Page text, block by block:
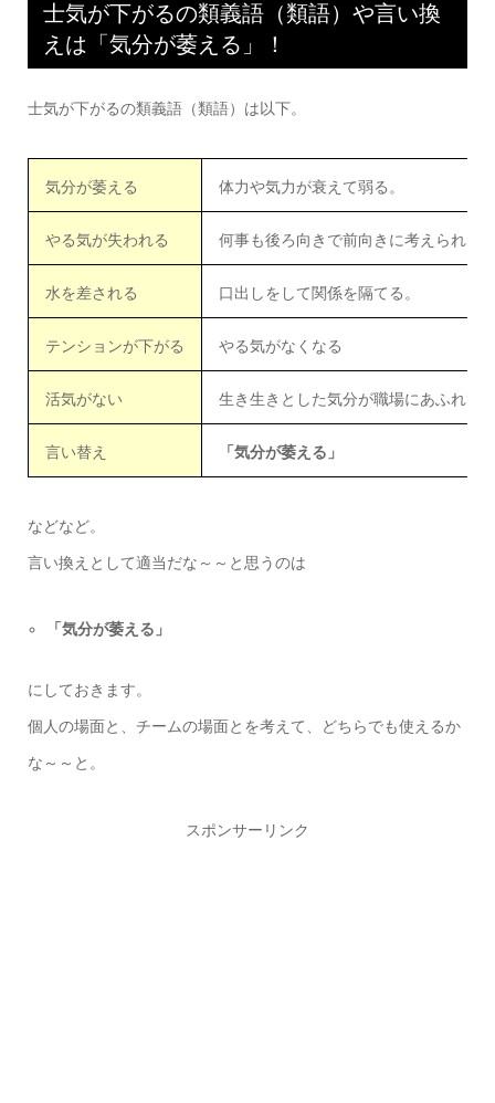
士気が下がるの類義語（類語）や言い換
えは「気分が萎える」！
士気が下がるの類義語（類語）は以下。
気分が萎える 体力や気力が衰えて弱る。
やる気が失われる 何事も後ろ向きで前向きに考えられな
水を差される 口出しをして関係を隔てる。
テンションが下がる やる気がなくなる
活気がない 生き生きとした気分が職場にあふれて
言い替え 「気分が萎える」
などなど。
言い換えとして適当だな～～と思うのは
「気分が萎える」
にしておきます。
個人の場面と、チームの場面とを考えて、どちらでも使えるか
な～～と。
スポンサーリンク